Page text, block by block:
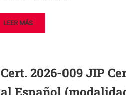
LEER MÁS
Cert. 2026-009 JIP